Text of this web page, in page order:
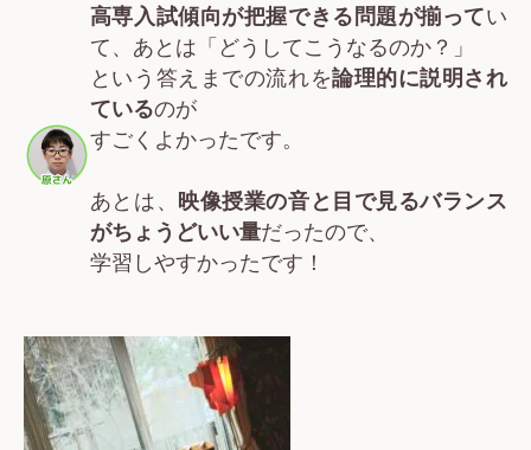
高専入試傾向が把握できる問題が揃ってい
て、あとは「どうしてこうなるのか？」
という答えまでの流れを論理的に説明され
ているのが
すごくよかったです。
あとは、 映像授業の音と目で見るバランス
がちょうどいい量だったので、
学習しやすかったです！